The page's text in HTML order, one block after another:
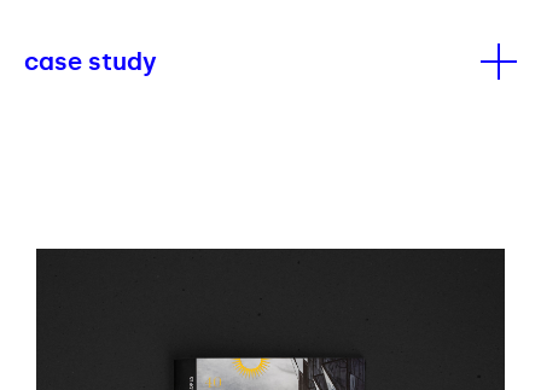
case study
luce come una gemma urbana.